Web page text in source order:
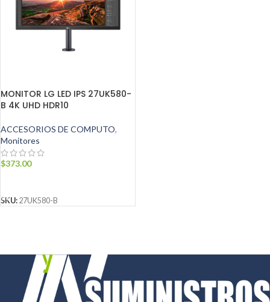
MONITOR LG LED IPS 27UK580-
B 4K UHD HDR10
ACCESORIOS DE COMPUTO,
Monitores
$373.00
SKU: 27UK580-B